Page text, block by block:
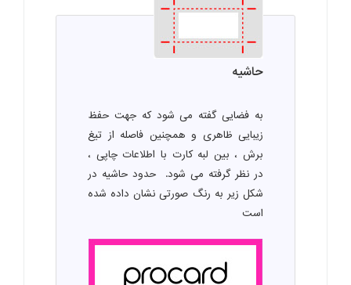
حاشیه
به فضایی گفته می شود که جهت حفظ
زیبایی ظاهری و همچنین فاصله از تیغ
برش ، بین لبه کارت با اطلاعات چاپی ،
در نظر گرفته می شود. حدود حاشیه در
شکل زیر به رنگ صورتی نشان داده شده
است